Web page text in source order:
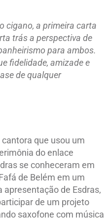
cigano, a primeira carta
trás a perspectiva de
para ambos.
fidelidade, amizade e
de qualquer
que usou um
do enlace
se conheceram em
de Belém em um
de Esdras,
de um projeto
saxofone com música